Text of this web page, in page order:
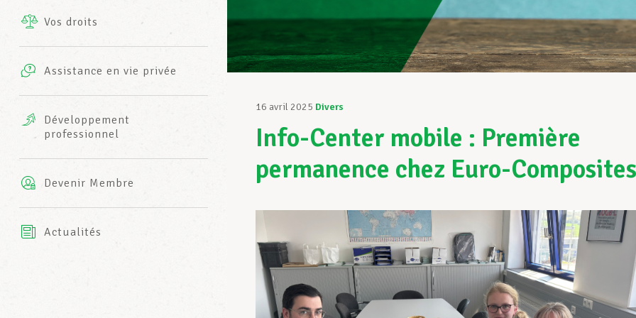
INFO-CENTER
Vos droits
Assistance en vie privée
complémentaires
AXA
Développement
professionnel
Devenir Membre
Actualités
16 avril 2025 Divers
Info-Center mobile : Première
permanence chez Euro-Composites